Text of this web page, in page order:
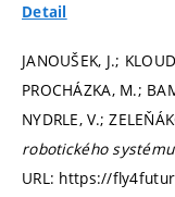
Detail
JANOUŠEK, J.;
PROCHÁZKA, M.;
NYDRLE, V.;
robotického
URL: https://